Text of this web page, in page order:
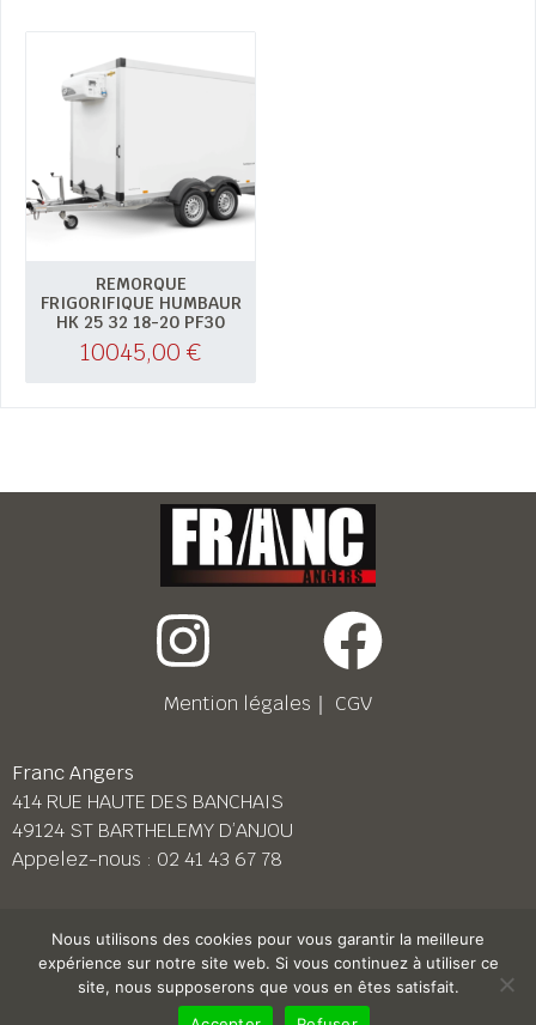
REMORQUE
FRIGORIFIQUE HUMBAUR
HK 25 32 18-20 PF30
10045,00 €
Mention légales ｜ CGV
Franc Angers
414 RUE HAUTE DES BANCHAIS
49124 ST BARTHELEMY D’ANJOU
Appelez-nous : 02 41 43 67 78
Franc Le Mans
158 BD PIERRE LEFAUCHEUX
72230 ARNAGE
02 43 87 38 08
Nous utilisons des cookies pour vous garantir la meilleure
expérience sur notre site web. Si vous continuez à utiliser ce
site, nous supposerons que vous en êtes satisfait.